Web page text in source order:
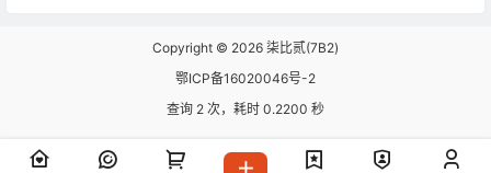
Copyright © 2026 柒比贰(7B2)
鄂ICP备16020046号-2
查询 2 次，耗时 0.2200 秒